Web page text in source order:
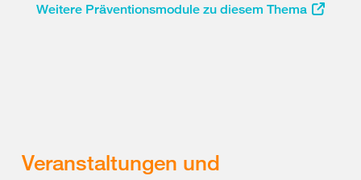
Weitere Präventionsmodule zu diesem Thema
Veranstaltungen und